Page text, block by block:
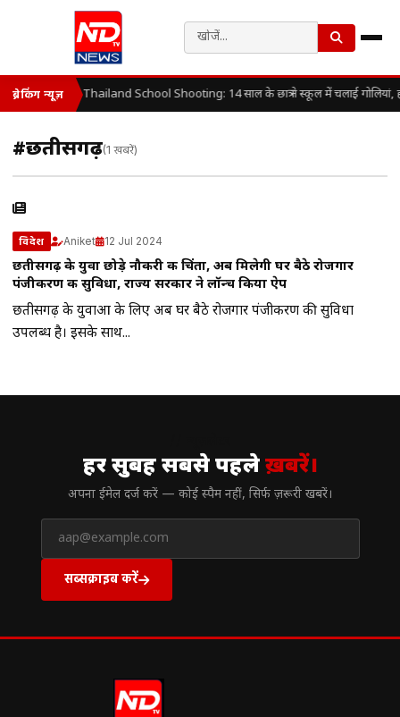
ब्रेकिंग न्यूज़ Thailand School Shooting: 14 साल के छात्र ने स्कूल में चलाई गोलियां,
#छतीसगढ़(1 खबरें)
विदेश Aniket 12 Jul 2024
छतीसगढ़ के युवा छोड़े नौकरी की चिंता, अब मिलेगी घर बैठे रोजगार
पंजीकरण की सुविधा, राज्य सरकार ने लॉन्च किया ऐप
छतीसगढ़ के युवाओं के लिए अब घर बैठे रोजगार पंजीकरण की सुविधा
उपलब्ध है। इसके साथ...
हर सुबह सबसे पहलेख़बरें।
अपना ईमेल दर्ज करें — कोई स्पैम नहीं, सिर्फ ज़रूरी खबरें।
सब्सक्राइब करें